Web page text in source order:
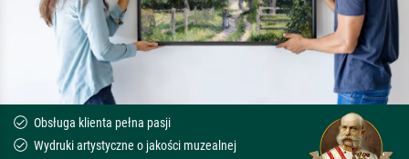
Obsługa klienta pełna pasji
Wydruki artystyczne o jakości muzealnej